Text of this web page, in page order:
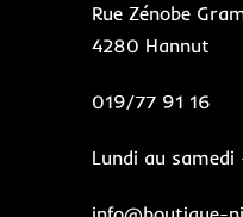
Rue Zénobe
4280 Hannut
019/77 91 16
Lundi au samedi